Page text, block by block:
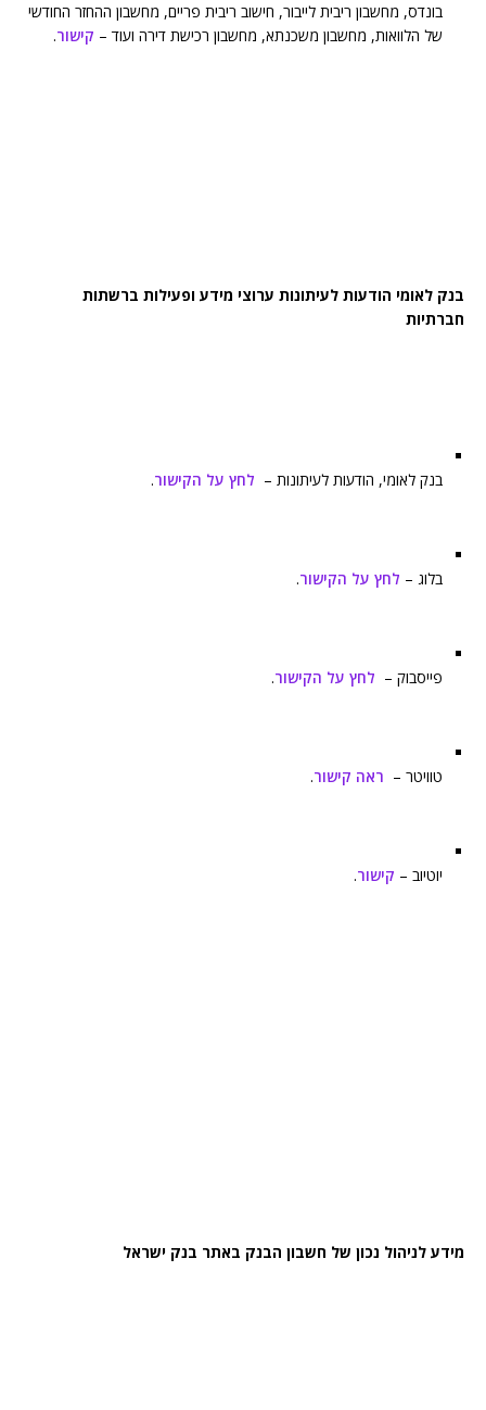
בונדס, מחשבון ריבית לייבור, חישוב ריבית פריים, מחשבון ההחזר החודשי
של הלוואות, מחשבון משכנתא, מחשבון רכישת דירה ועוד – קישור.
בנק לאומי הודעות לעיתונות ערוצי מידע ופעילות ברשתות
חברתיות
בנק לאומי, הודעות לעיתונות – לחץ על הקישור.
בלוג – לחץ על הקישור.
פייסבוק – לחץ על הקישור.
טוויטר – ראה קישור.
יוטיוב – קישור.
מידע לניהול נכון של חשבון הבנק באתר בנק ישראל